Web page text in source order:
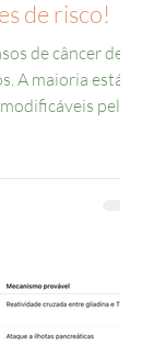
de risco!
de câncer de
A maioria está
pelas
anos
está em roxo e o
- Obesidade
risco